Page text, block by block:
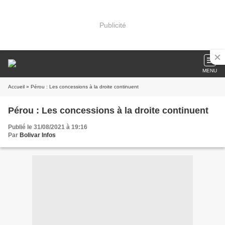
Publicité
MENU
Accueil » Pérou : Les concessions à la droite continuent
Pérou : Les concessions à la droite continuent
Publié le 31/08/2021 à 19:16
Par Bolivar Infos